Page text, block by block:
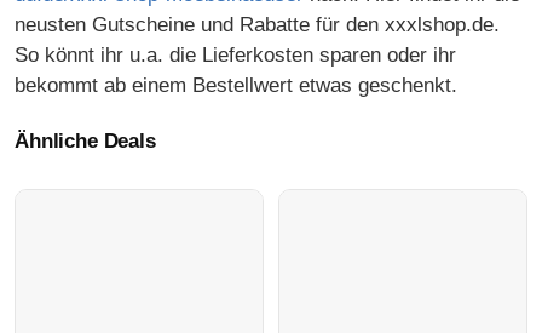
neusten Gutscheine und Rabatte für den xxxlshop.de.
So könnt ihr u.a. die Lieferkosten sparen oder ihr
bekommt ab einem Bestellwert etwas geschenkt.
Ähnliche Deals